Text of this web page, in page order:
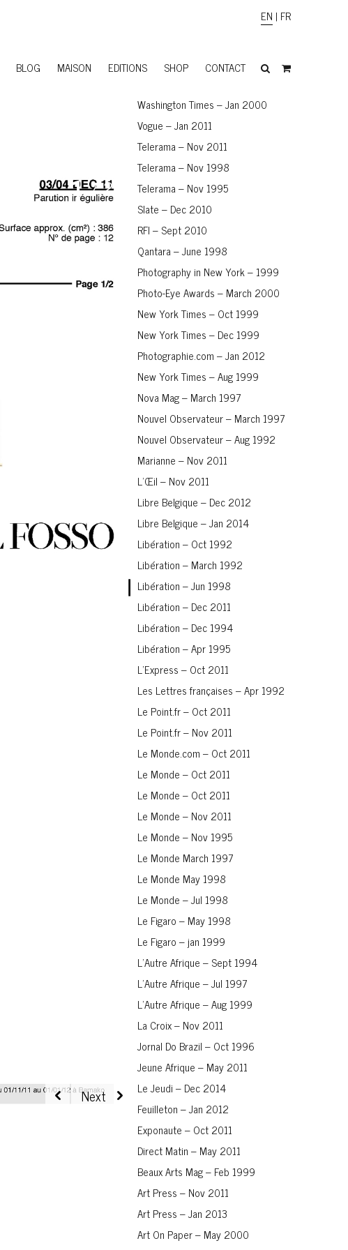
BLOG MAISON EDITIONS SHOP CONTACT
EN | FR
1/ 2
Washington Times – Jan 2000
Vogue – Jan 2011
Telerama – Nov 2011
Telerama – Nov 1998
Telerama – Nov 1995
Slate – Dec 2010
RFI – Sept 2010
Qantara – June 1998
Photography in New York – 1999
Photo-Eye Awards – March 2000
New York Times – Oct 1999
New York Times – Dec 1999
Photographie.com – Jan 2012
New York Times – Aug 1999
Nova Mag – March 1997
Nouvel Observateur – March 1997
Nouvel Observateur – Aug 1992
Marianne – Nov 2011
L’Œil – Nov 2011
Libre Belgique – Dec 2012
Libre Belgique – Jan 2014
Libération – Oct 1992
Libération – March 1992
Libération – Jun 1998
Libération – Dec 2011
Libération – Dec 1994
Libération – Apr 1995
L’Express – Oct 2011
Les Lettres françaises – Apr 1992
Le Point.fr – Oct 2011
Le Point.fr – Nov 2011
Le Monde.com – Oct 2011
Le Monde – Oct 2011
Le Monde – Oct 2011
Le Monde – Nov 2011
Le Monde – Nov 1995
Le Monde March 1997
Le Monde May 1998
Le Monde – Jul 1998
Le Figaro – May 1998
Le Figaro – jan 1999
L’Autre Afrique – Sept 1994
L’Autre Afrique – Jul 1997
L’Autre Afrique – Aug 1999
La Croix – Nov 2011
Jornal Do Brazil – Oct 1996
Jeune Afrique – May 2011
Le Jeudi – Dec 2014
Feuilleton – Jan 2012
Exponaute – Oct 2011
Direct Matin – May 2011
Beaux Arts Mag – Feb 1999
Art Press – Nov 2011
Art Press – Jan 2013
Art On Paper – May 2000